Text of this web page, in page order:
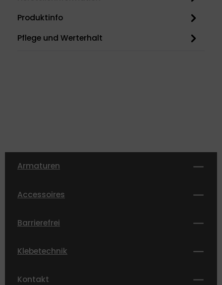
Produktinfo
Pflege und Werterhalt
Armaturen
Accessoires
Barrierefrei
Klebetechnik
Kontakt